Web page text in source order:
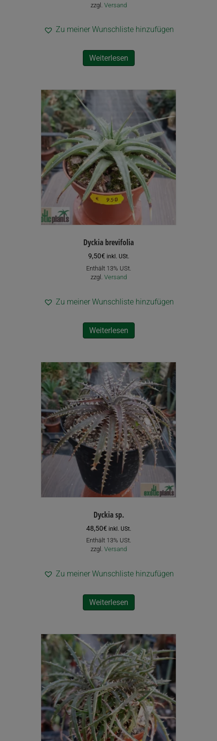
zzgl. Versand
Zu meiner Wunschliste hinzufügen
Weiterlesen
Dyckia brevifolia
9,50€ inkl. USt.
Enthält 13% USt.
zzgl. Versand
Zu meiner Wunschliste hinzufügen
Weiterlesen
Dyckia sp.
48,50€ inkl. USt.
Enthält 13% USt.
zzgl. Versand
Zu meiner Wunschliste hinzufügen
Weiterlesen